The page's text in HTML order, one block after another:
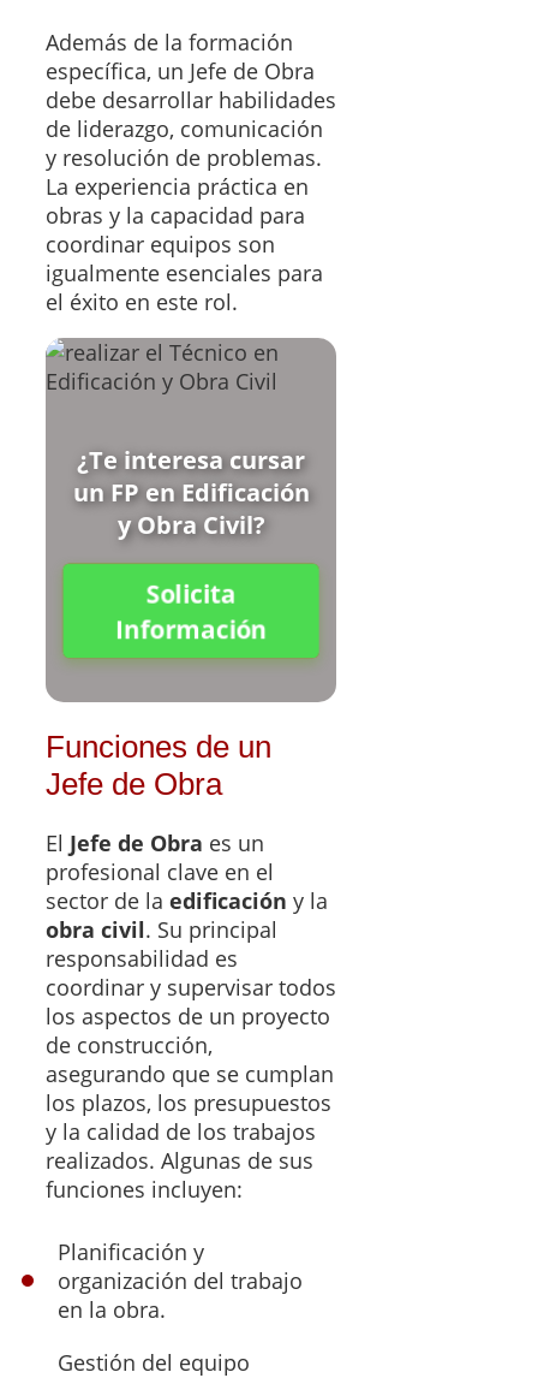
Además de la formación
específica, un Jefe de Obra
debe desarrollar habilidades
de liderazgo, comunicación
y resolución de problemas.
La experiencia práctica en
obras y la capacidad para
coordinar equipos son
igualmente esenciales para
el éxito en este rol.
¿Te interesa cursar
un FP en Edificación
y Obra Civil?
Solicita
Información
Funciones de un
Jefe de Obra
El Jefe de Obra es un
profesional clave en el
sector de la edificación y la
obra civil. Su principal
responsabilidad es
coordinar y supervisar todos
los aspectos de un proyecto
de construcción,
asegurando que se cumplan
los plazos, los presupuestos
y la calidad de los trabajos
realizados. Algunas de sus
funciones incluyen:
Planificación y
organización del trabajo
en la obra.
Gestión del equipo